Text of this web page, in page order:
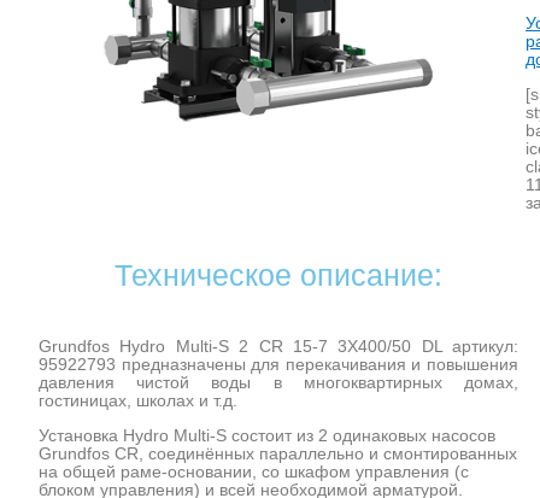
Техническое описание:
Grundfos Hydro Multi-S 2 CR 15-7 3X400/50 DL артикул:
95922793 предназначены для перекачивания и повышения
давления чистой воды в многоквартирных домах,
гостиницах, школах и т.д.
Установка Hydro Multi-S состоит из 2 одинаковых насосов
Grundfos CR, соединённых параллельно и смонтированных
на общей раме-основании, со шкафом управления (с
блоком управления) и всей необходимой арматурой.